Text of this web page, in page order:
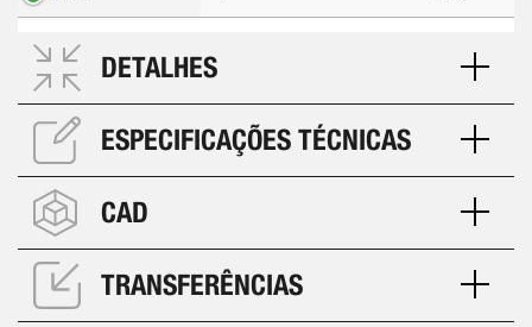
DETALHES
ESPECIFICAÇÕES TÉCNICAS
CAD
TRANSFERÊNCIAS